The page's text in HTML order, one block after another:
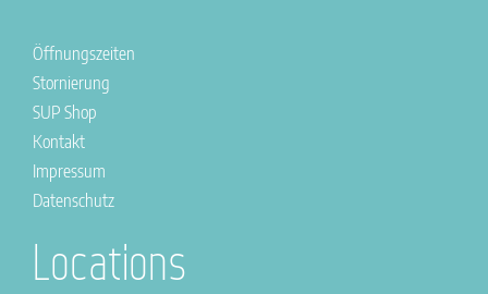
Öffnungszeiten
Stornierung
SUP Shop
Kontakt
Impressum
Datenschutz
Locations